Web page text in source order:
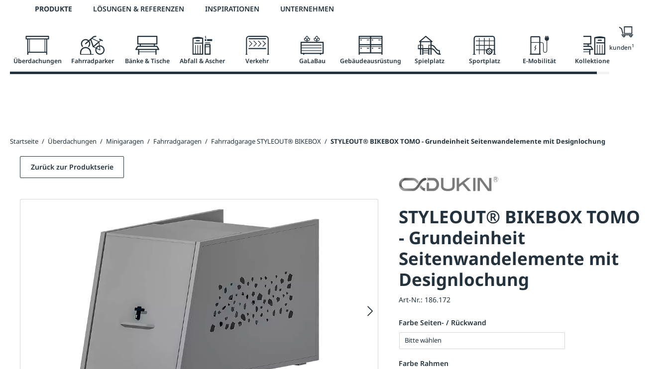
Zur Hauptnavigation springen
Telefon: 0800 / 100 49 02 2 % Vorkassen-Skonto versandkostenfrei ab 50 €
PRODUKTE LÖSUNGEN & REFERENZEN INSPIRATIONEN UNTERNEHMEN
Überdachungen Fahrradparker Bänke & Tische Abfall & Ascher Verkehr GaLaBau Gebäudeausrüstung Spielplatz Sportplatz E-Mobilität Kollektionen
Nur für Geschäftskunden1
Startseite / Überdachungen / Minigaragen / Fahrradgaragen / Fahrradgarage STYLEOUT® BIKEBOX / STYLEOUT® BIKEBOX TOMO - Grundeinheit Seitenwandelemente mit Designlochung
STYLEOUT® BIKEBOX TOMO
- Grundeinheit
Seitenwandelemente mit
Designlochung
Art-Nr.: 186.172
Farbe Seiten- / Rückwand
Bitte wählen
Farbe Rahmen
Zurück zur Produktserie